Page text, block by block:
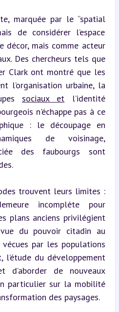
marquée par le “spatial
de considérer l’espace
décor, mais comme acteur
Des chercheurs tels que
Clark ont montré que les
l’organisation urbaine, la
sociaux et l’identité
n'échappe pas à ce
: le découpage en
de voisinage,
des faubourgs sont
trouvent leurs limites :
incomplète pour
plans anciens privilégient
du pouvoir citadin au
par les populations
l’étude du développement
d’aborder de nouveaux
particulier sur la mobilité
des paysages.